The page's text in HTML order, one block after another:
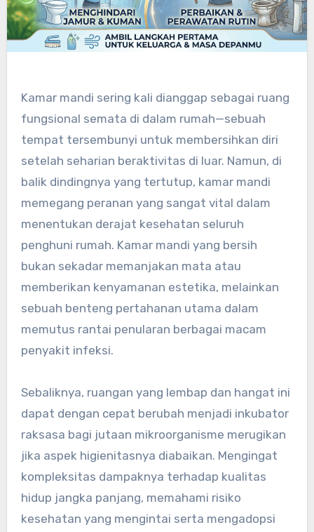
Kamar mandi sering kali dianggap sebagai ruang
fungsional semata di dalam rumah—sebuah
tempat tersembunyi untuk membersihkan diri
setelah seharian beraktivitas di luar. Namun, di
balik dindingnya yang tertutup, kamar mandi
memegang peranan yang sangat vital dalam
menentukan derajat kesehatan seluruh
penghuni rumah. Kamar mandi yang bersih
bukan sekadar memanjakan mata atau
memberikan kenyamanan estetika, melainkan
sebuah benteng pertahanan utama dalam
memutus rantai penularan berbagai macam
penyakit infeksi.
Sebaliknya, ruangan yang lembap dan hangat ini
dapat dengan cepat berubah menjadi inkubator
raksasa bagi jutaan mikroorganisme merugikan
jika aspek higienitasnya diabaikan. Mengingat
kompleksitas dampaknya terhadap kualitas
hidup jangka panjang, memahami risiko
kesehatan yang mengintai serta mengadopsi